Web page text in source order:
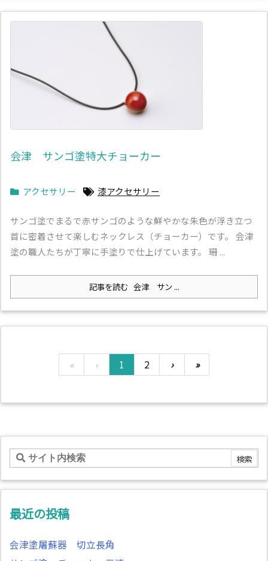
会津 サンゴ塗特大チョーカー
アクセサリー 漆アクセサリー
サンゴ塗でまるで赤サンゴのような鮮やかな朱色が浮き立つ
首に密着させて楽しむネックレス（チョーカー）です。 会津
塗の職人たちが丁寧に手塗りで仕上げています。 珊 ...
記事を読む 会津 サン ...
« ‹ 1 2 › »
最近の投稿
会津塗屠蘇器 切立長角